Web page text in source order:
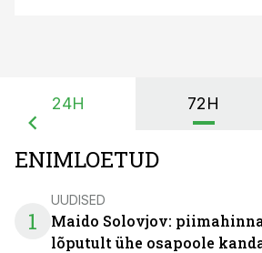
24H 72H
ENIMLOETUD
1
UUDISED
Maido Solovjov:
lõputult ühe osapoole